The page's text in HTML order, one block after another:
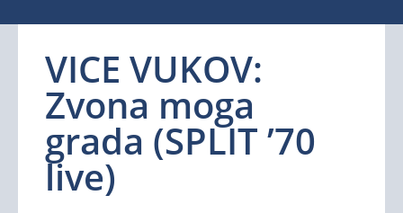
VICE VUKOV:
Zvona moga
grada (SPLIT ’70
live)